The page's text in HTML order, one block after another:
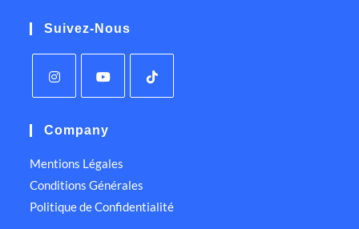
Suivez-Nous
Company
Mentions Légales
Conditions Générales
Politique de Confidentialité